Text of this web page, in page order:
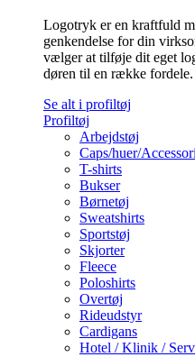
Logotryk er en kraftfuld
genkendelse for din
vælger at tilføje dit eget
døren til en række fordele.
Se alt i profiltøj
Profiltøj
Arbejdstøj
Caps/huer/
T-shirts
Bukser
Børnetøj
Sweatshirts
Sportstøj
Skjorter
Fleece
Poloshirts
Overtøj
Rideudstyr
Cardigans
Hotel / Klinik /